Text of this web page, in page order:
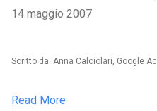
14 maggio 2007
Scritto da: Anna Calciolari, Google
Read More